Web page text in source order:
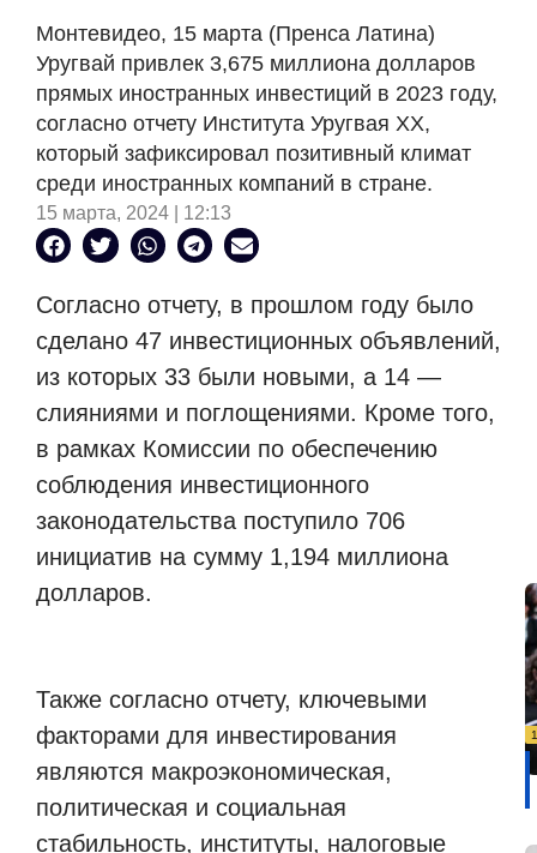
Монтевидео, 15 марта (Пренса Латина)
Уругвай привлек 3,675 миллиона долларов
прямых иностранных инвестиций в 2023 году,
согласно отчету Института Уругвая XX,
который зафиксировал позитивный климат
среди иностранных компаний в стране.
15 марта, 2024 | 12:13
Согласно отчету, в прошлом году было
сделано 47 инвестиционных объявлений,
из которых 33 были новыми, а 14 —
слияниями и поглощениями. Кроме того,
в рамках Комиссии по обеспечению
соблюдения инвестиционного
законодательства поступило 706
инициатив на сумму 1,194 миллиона
долларов.
Также согласно отчету, ключевыми
факторами для инвестирования
являются макроэкономическая,
политическая и социальная
стабильность, институты, налоговые